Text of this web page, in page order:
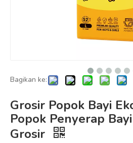
Bagikan ke:
Grosir Popok Bayi
Popok Penyerap
Grosir